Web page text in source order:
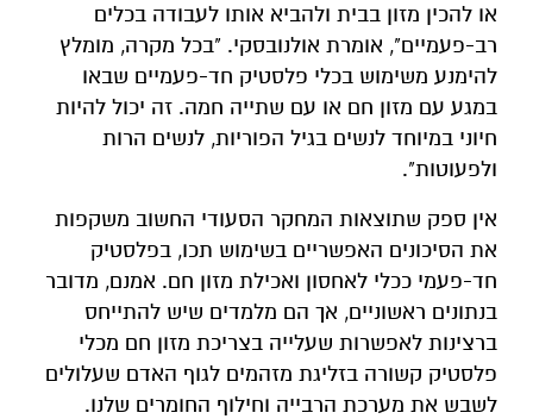
או להכין מזון בבית ולהביא אותו לעבודה בכלים
רב-פעמיים", אומרת אולנובסקי. "בכל מקרה, מומלץ
להימנע משימוש בכלי פלסטיק חד-פעמיים שבאו
במגע עם מזון חם או עם שתייה חמה. זה יכול להיות
חיוני במיוחד לנשים בגיל הפוריות, לנשים הרות
ולפעוטות".
אין ספק שתוצאות המחקר הסעודי החשוב משקפות
את הסיכונים האפשריים בשימוש תכו, בפלסטיק
חד-פעמי ככלי לאחסון ואכילת מזון חם. אמנם, מדובר
בנתונים ראשוניים, אך הם מלמדים שיש להתייחס
ברצינות לאפשרות שעלייה בצריכת מזון חם מכלי
פלסטיק קשורה בזליגת מזהמים לגוף האדם שעלולים
לשבש את מערכת הרבייה וחילוף החומרים שלנו.